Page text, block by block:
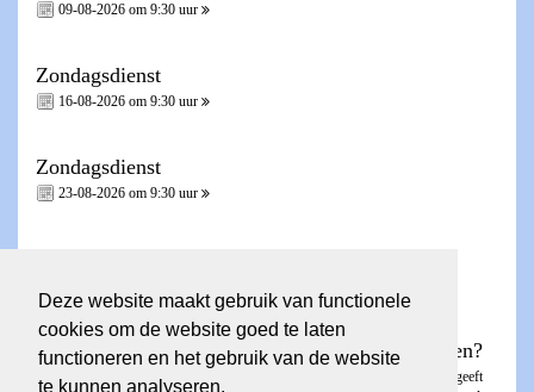
Deze website maakt gebruik van functionele
cookies om de website goed te laten
functioneren en het gebruik van de website
te kunnen analyseren.
09-08-2026 om 9:30 uur
Zondagsdienst
16-08-2026 om 9:30 uur
Zondagsdienst
23-08-2026 om 9:30 uur
Wilt u een account voor de ledenpagina aanvragen?
Dit kunt u aanvragen via het
. De ledenpagina is besloten en geeft